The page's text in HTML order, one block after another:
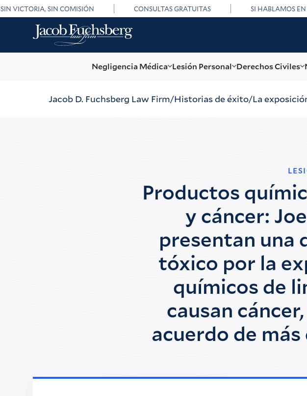
SIN VICTORIA, SIN COMISIÓN CONSULTAS GRATUITAS SI HABLAMOS EN
Negligencia Médica Lesión Personal Derechos Civiles
Jacob D. Fuchsberg Law Firm Historias de éxito La
Productos
y cáncer:
presentan una
tóxico por la
químicos de
causan
acuerdo de